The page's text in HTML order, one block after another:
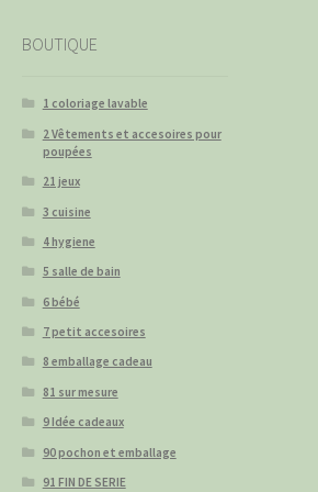
BOUTIQUE
1 coloriage lavable
2 Vêtements et accesoires pour
poupées
21 jeux
3 cuisine
4 hygiene
5 salle de bain
6 bébé
7 petit accesoires
8 emballage cadeau
81 sur mesure
9 Idée cadeaux
90 pochon et emballage
91 FIN DE SERIE